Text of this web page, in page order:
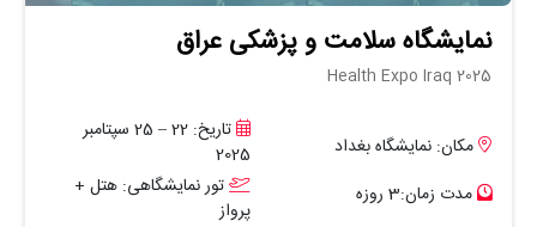
نمایشگاه سلامت و پزشکی عراق
Health Expo Iraq 2025
مکان: نمایشگاه بغداد
مدت زمان:3 روزه
تاریخ: 22 – 25 سپتامبر
2025
تور نمایشگاهی: هتل +
پرواز